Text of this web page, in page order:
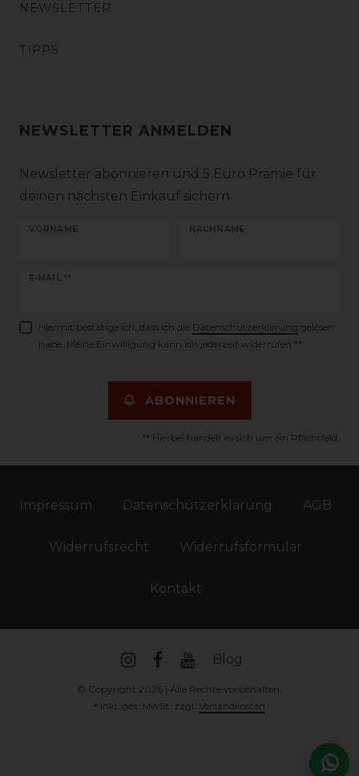
NEWSLETTER
TIPPS
NEWSLETTER ANMELDEN
Newsletter abonnieren und 5 Euro Prämie für
deinen nächsten Einkauf sichern
VORNAME NACHNAME
E-MAIL **
Newsletter
Hiermit bestätige ich, dass ich die Daten­schutz­erklärung gelesen
habe. Meine Einwilligung kann ich jederzeit widerrufen.**
ABONNIEREN
** Hierbei handelt es sich um ein Pflichtfeld.
Impressum Daten­schutz­erklärung AGB
Widerrufs­recht Widerrufs­formular
Kontakt
Blog
© Copyright 2026 | Alle Rechte vorbehalten.
* inkl. ges. MwSt. zzgl. Versandkosten